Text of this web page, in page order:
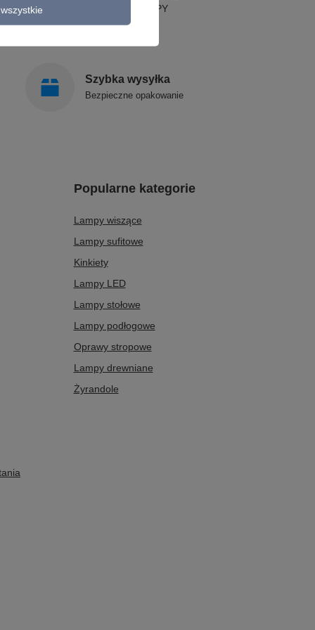
STYLOWE LAMPY
Szybka wysyłka
Bezpieczne opakowanie
Popularne kategorie
Lampy wiszące
Lampy sufitowe
Kinkiety
Lampy LED
Lampy stołowe
Lampy podłogowe
Oprawy stropowe
Lampy drewniane
Żyrandole